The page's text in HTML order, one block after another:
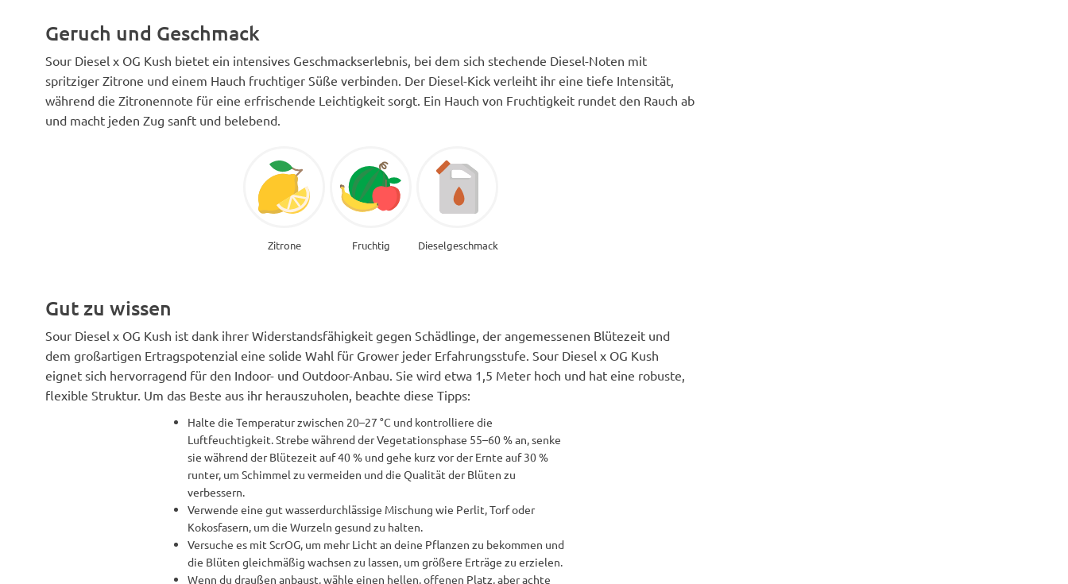
Geruch und Geschmack
Sour Diesel x OG Kush bietet ein intensives Geschmackserlebnis, bei dem sich stechende Diesel-Noten mit
spritziger Zitrone und einem Hauch fruchtiger Süße verbinden. Der Diesel-Kick verleiht ihr eine tiefe Intensität,
während die Zitronennote für eine erfrischende Leichtigkeit sorgt. Ein Hauch von Fruchtigkeit rundet den Rauch ab
und macht jeden Zug sanft und belebend.
Zitrone Fruchtig Dieselgeschmack
Gut zu wissen
Sour Diesel x OG Kush ist dank ihrer Widerstandsfähigkeit gegen Schädlinge, der angemessenen Blütezeit und
dem großartigen Ertragspotenzial eine solide Wahl für Grower jeder Erfahrungsstufe. Sour Diesel x OG Kush
eignet sich hervorragend für den Indoor- und Outdoor-Anbau. Sie wird etwa 1,5 Meter hoch und hat eine robuste,
flexible Struktur. Um das Beste aus ihr herauszuholen, beachte diese Tipps:
Halte die Temperatur zwischen 20–27 °C und kontrolliere die
Luftfeuchtigkeit. Strebe während der Vegetationsphase 55–60 % an, senke
sie während der Blütezeit auf 40 % und gehe kurz vor der Ernte auf 30 %
runter, um Schimmel zu vermeiden und die Qualität der Blüten zu
verbessern.
Verwende eine gut wasserdurchlässige Mischung wie Perlit, Torf oder
Kokosfasern, um die Wurzeln gesund zu halten.
Versuche es mit ScrOG, um mehr Licht an deine Pflanzen zu bekommen und
die Blüten gleichmäßig wachsen zu lassen, um größere Erträge zu erzielen.
Wenn du draußen anbaust, wähle einen hellen, offenen Platz, aber achte